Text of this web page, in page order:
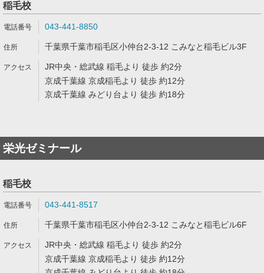
稲毛校
043-441-8850
千葉県千葉市稲毛区小仲台2-3-12 こみなと稲毛ビル3F
JR中央・総武線 稲毛より 徒歩 約2分
京成千葉線 京成稲毛より 徒歩 約12分
京成千葉線 みどり台より 徒歩 約18分
栄光ゼミナール
稲毛校
043-441-8517
千葉県千葉市稲毛区小仲台2-3-12 こみなと稲毛ビル6F
JR中央・総武線 稲毛より 徒歩 約2分
京成千葉線 京成稲毛より 徒歩 約12分